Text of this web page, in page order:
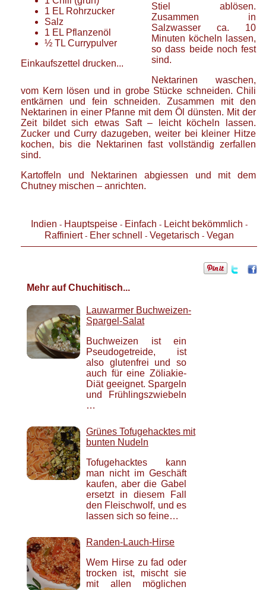
1 EL Rohrzucker
Salz
1 EL Pflanzenöl
½ TL Currypulver
Einkaufszettel drucken...
Stiel ablösen.
Zusammen in
Salzwasser ca. 10
Minuten köcheln lassen,
so dass beide noch fest
sind.
Nektarinen waschen,
vom Kern lösen und in grobe Stücke schneiden. Chili
entkärnen und fein schneiden. Zusammen mit den
Nektarinen in einer Pfanne mit dem Öl dünsten. Mit der
Zeit bildet sich etwas Saft – leicht köcheln lassen.
Zucker und Curry dazugeben, weiter bei kleiner Hitze
kochen, bis die Nektarinen fast vollständig zerfallen
sind.
Kartoffeln und Nektarinen abgiessen und mit dem
Chutney mischen – anrichten.
Indien - Hauptspeise- Einfach - Leicht bekömmlich -
Raffiniert- Eher schnell - Vegetarisch - Vegan
Mehr auf Chuchitisch...
Lauwarmer Buchweizen-
Spargel-Salat
Buchweizen ist ein
Pseudogetreide, ist
also glutenfrei und so
auch für eine Zöliakie-
Diät geeignet. Spargeln
und Frühlingszwiebeln
…
Grünes Tofugehacktes mit
bunten Nudeln
Tofugehacktes kann
man nicht im Geschäft
kaufen, aber die Gabel
ersetzt in diesem Fall
den Fleischwolf, und es
lassen sich so feine…
Randen-Lauch-Hirse
Wem Hirse zu fad oder
trocken ist, mischt sie
mit allen möglichen